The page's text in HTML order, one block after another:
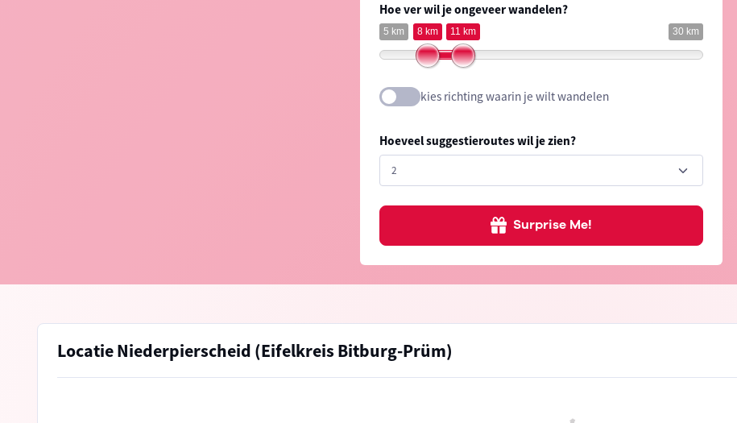
Hoe ver wil je ongeveer wandelen?
5 km 30 km
8 km 11 km
kies richting waarin je wilt wandelen
Hoeveel suggestieroutes wil je zien?
Surprise Me!
Locatie Niederpierscheid (Eifelkreis Bitburg-Prüm)